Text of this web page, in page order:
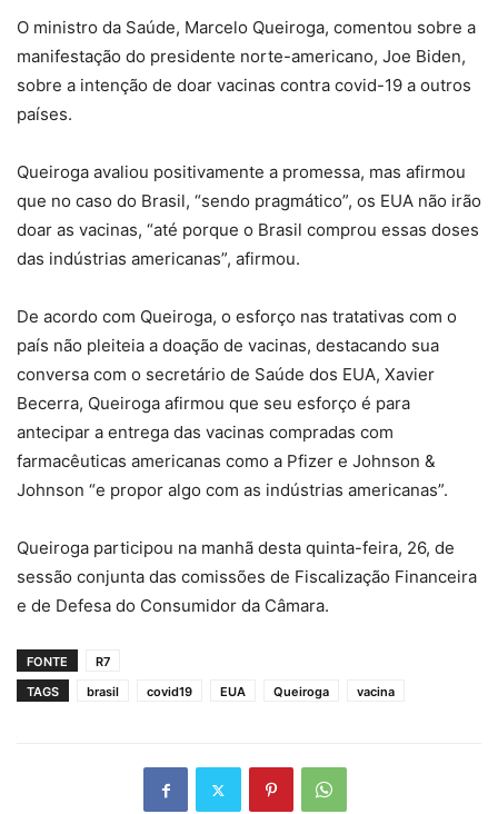
O ministro da Saúde, Marcelo Queiroga, comentou sobre a
manifestação do presidente norte-americano, Joe Biden,
sobre a intenção de doar vacinas contra covid-19 a outros
países.
Queiroga avaliou positivamente a promessa, mas afirmou
que no caso do Brasil, “sendo pragmático”, os EUA não irão
doar as vacinas, “até porque o Brasil comprou essas doses
das indústrias americanas”, afirmou.
De acordo com Queiroga, o esforço nas tratativas com o
país não pleiteia a doação de vacinas, destacando sua
conversa com o secretário de Saúde dos EUA, Xavier
Becerra, Queiroga afirmou que seu esforço é para
antecipar a entrega das vacinas compradas com
farmacêuticas americanas como a Pfizer e Johnson &
Johnson “e propor algo com as indústrias americanas”.
Queiroga participou na manhã desta quinta-feira, 26, de
sessão conjunta das comissões de Fiscalização Financeira
e de Defesa do Consumidor da Câmara.
FONTE
R7
TAGS
brasil covid19 EUA Queiroga vacina